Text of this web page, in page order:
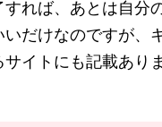
れば、あとは自分
だけなのですが、
イトにも記載あり